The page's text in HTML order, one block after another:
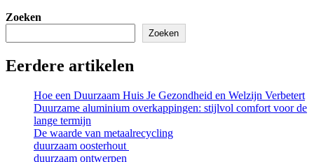
Zoeken
Zoeken
Eerdere artikelen
Hoe een Duurzaam Huis Je Gezondheid en Welzijn Verbetert
Duurzame aluminium overkappingen: stijlvol comfort voor de
lange termijn
De waarde van metaalrecycling
duurzaam oosterhout
duurzaam ontwerpen